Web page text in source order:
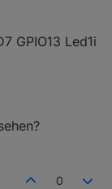
GPIO13 Led1i
0